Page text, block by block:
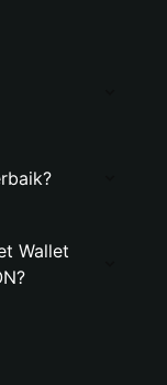
Wallet